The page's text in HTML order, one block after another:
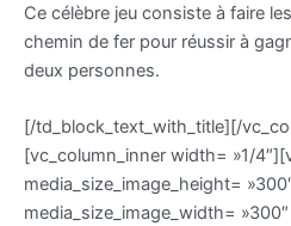
Ce célèbre jeu consiste à faire
chemin de fer pour réussir à
deux personnes.
[/td_block_text_with_title][/
[vc_column_inner width= »1/
media_size_image_height=
media_size_image_width=